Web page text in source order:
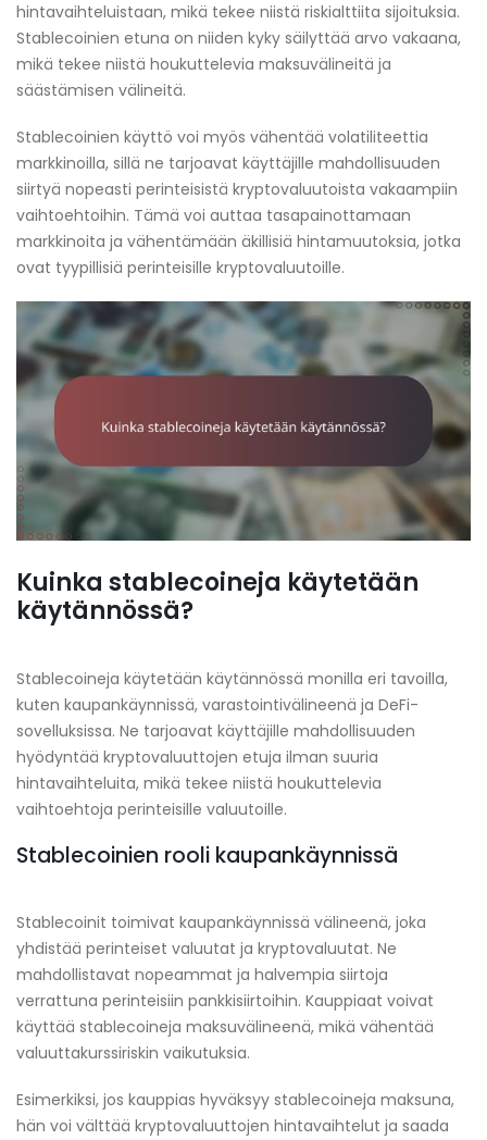
hintavaihteluistaan, mikä tekee niistä riskialttiita sijoituksia.
Stablecoinien etuna on niiden kyky säilyttää arvo vakaana,
mikä tekee niistä houkuttelevia maksuvälineitä ja
säästämisen välineitä.
Stablecoinien käyttö voi myös vähentää volatiliteettia
markkinoilla, sillä ne tarjoavat käyttäjille mahdollisuuden
siirtyä nopeasti perinteisistä kryptovaluutoista vakaampiin
vaihtoehtoihin. Tämä voi auttaa tasapainottamaan
markkinoita ja vähentämään äkillisiä hintamuutoksia, jotka
ovat tyypillisiä perinteisille kryptovaluutoille.
Kuinka stablecoineja käytetään
käytännössä?
Stablecoineja käytetään käytännössä monilla eri tavoilla,
kuten kaupankäynnissä, varastointivälineenä ja DeFi-
sovelluksissa. Ne tarjoavat käyttäjille mahdollisuuden
hyödyntää kryptovaluuttojen etuja ilman suuria
hintavaihteluita, mikä tekee niistä houkuttelevia
vaihtoehtoja perinteisille valuutoille.
Stablecoinien rooli kaupankäynnissä
Stablecoinit toimivat kaupankäynnissä välineenä, joka
yhdistää perinteiset valuutat ja kryptovaluutat. Ne
mahdollistavat nopeammat ja halvempia siirtoja
verrattuna perinteisiin pankkisiirtoihin. Kauppiaat voivat
käyttää stablecoineja maksuvälineenä, mikä vähentää
valuuttakurssiriskin vaikutuksia.
Esimerkiksi, jos kauppias hyväksyy stablecoineja maksuna,
hän voi välttää kryptovaluuttojen hintavaihtelut ja saada